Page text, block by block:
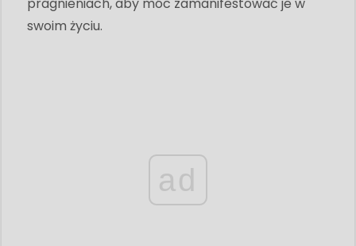
pragnieniach, aby móc zamanifestować je w
swoim życiu.
ad